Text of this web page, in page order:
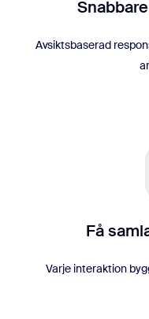
Avsiktsbaserad
Få
Varje interaktion